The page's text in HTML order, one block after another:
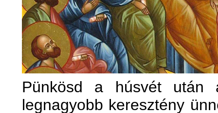
Pünkösd a húsvét után
legnagyobb keresztény